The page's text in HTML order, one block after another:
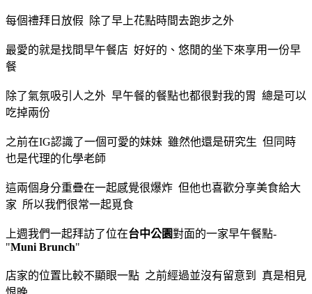
每個禮拜日放假 除了早上花點時間去跑步之外
最愛的就是找間早午餐店 好好的、悠閒的坐下來享用一份早
餐
除了氣氛吸引人之外 早午餐的餐點也都很對我的胃 總是可以
吃掉兩份
之前在IG認識了一個可愛的妹妹 雖然他還是研究生 但同時
也是代理的化學老師
這兩個身分重疊在一起感覺很爆炸 但他也喜歡分享美食給大
家 所以我們很常一起覓食
上週我們一起拜訪了位在台中公園對面的一家早午餐點-
"Muni Brunch"
店家的位置比較不顯眼一點 之前經過並沒有留意到 真是相見